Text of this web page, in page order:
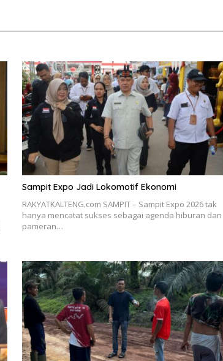
Sampit Expo Jadi Lokomotif Ekonomi
RAKYATKALTENG.com SAMPIT – Sampit Expo 2026 tak
hanya mencatat sukses sebagai agenda hiburan dan
pameran…